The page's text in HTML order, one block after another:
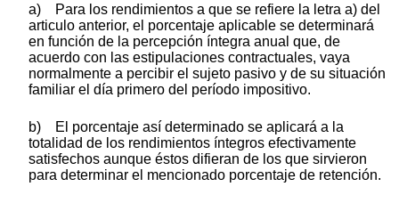
a) Para los rendimientos a que se refiere la letra a) del
articulo anterior, el porcentaje aplicable se determinará
en función de la percepción íntegra anual que, de
acuerdo con las estipulaciones contractuales, vaya
normalmente a percibir el sujeto pasivo y de su situación
familiar el día primero del período impositivo.
b) El porcentaje así determinado se aplicará a la
totalidad de los rendimientos íntegros efectivamente
satisfechos aunque éstos difieran de los que sirvieron
para determinar el mencionado porcentaje de retención.